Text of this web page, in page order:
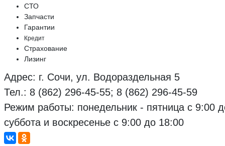
СТО
Запчасти
Гарантии
Кредит
Страхование
Лизинг
Адрес: г. Сочи, ул. Водораздельная 5
Тел.: 8 (862) 296-45-55; 8 (862) 296-45-59
Режим работы: понедельник - пятница с 9:00
суббота и воскресенье с 9:00 до 18:00